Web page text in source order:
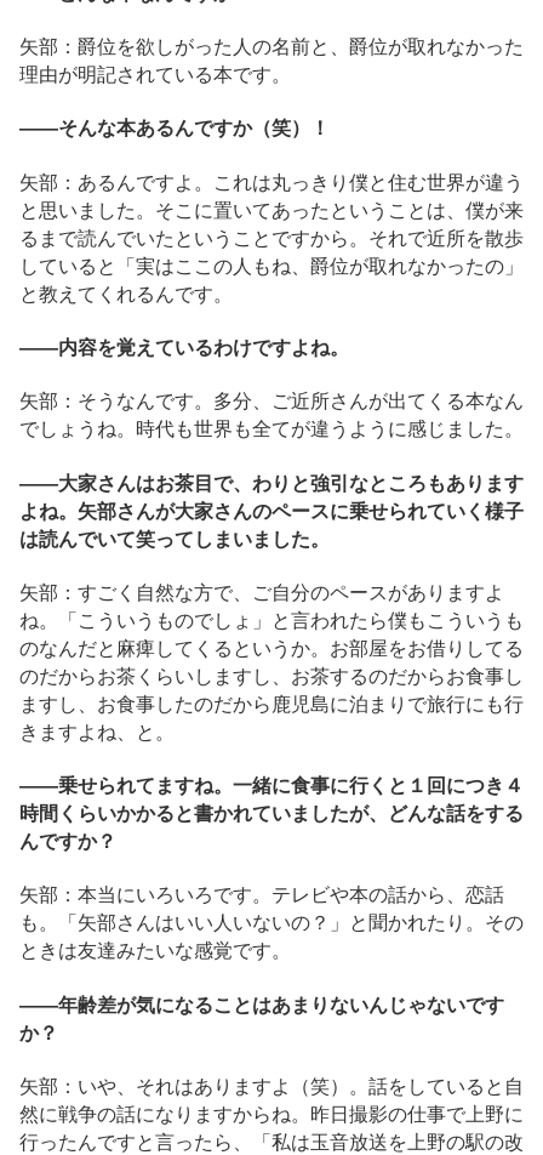
矢部：爵位を欲しがった人の名前と、爵位が取れなかった
理由が明記されている本です。
――そんな本あるんですか（笑）！
矢部：あるんですよ。これは丸っきり僕と住む世界が違う
と思いました。そこに置いてあったということは、僕が来
るまで読んでいたということですから。それで近所を散歩
していると「実はここの人もね、爵位が取れなかったの」
と教えてくれるんです。
――内容を覚えているわけですよね。
矢部：そうなんです。多分、ご近所さんが出てくる本なん
でしょうね。時代も世界も全てが違うように感じました。
――大家さんはお茶目で、わりと強引なところもあります
よね。矢部さんが大家さんのペースに乗せられていく様子
は読んでいて笑ってしまいました。
矢部：すごく自然な方で、ご自分のペースがありますよ
ね。「こういうものでしょ」と言われたら僕もこういうも
のなんだと麻痺してくるというか。お部屋をお借りしてる
のだからお茶くらいしますし、お茶するのだからお食事し
ますし、お食事したのだから鹿児島に泊まりで旅行にも行
きますよね、と。
――乗せられてますね。一緒に食事に行くと１回につき４
時間くらいかかると書かれていましたが、どんな話をする
んですか？
矢部：本当にいろいろです。テレビや本の話から、恋話
も。「矢部さんはいい人いないの？」と聞かれたり。その
ときは友達みたいな感覚です。
――年齢差が気になることはあまりないんじゃないです
か？
矢部：いや、それはありますよ（笑）。話をしていると自
然に戦争の話になりますからね。昨日撮影の仕事で上野に
行ったんですと言ったら、「私は玉音放送を上野の駅の改